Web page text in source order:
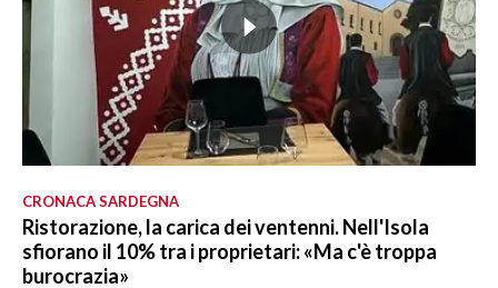
CRONACA SARDEGNA
Ristorazione, la carica dei ventenni. Nell'Isola
sfiorano il 10% tra i proprietari: «Ma c'è troppa
burocrazia»